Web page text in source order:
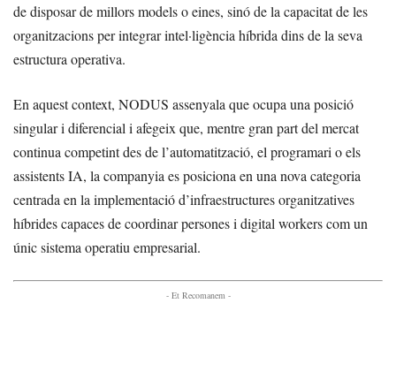
de disposar de millors models o eines, sinó de la capacitat de les
organitzacions per integrar intel·ligència híbrida dins de la seva
estructura operativa.
En aquest context, NODUS assenyala que ocupa una posició
singular i diferencial i afegeix que, mentre gran part del mercat
continua competint des de l’automatització, el programari o els
assistents IA, la companyia es posiciona en una nova categoria
centrada en la implementació d’infraestructures organitzatives
híbrides capaces de coordinar persones i digital workers com un
únic sistema operatiu empresarial.
- Et Recomanem -